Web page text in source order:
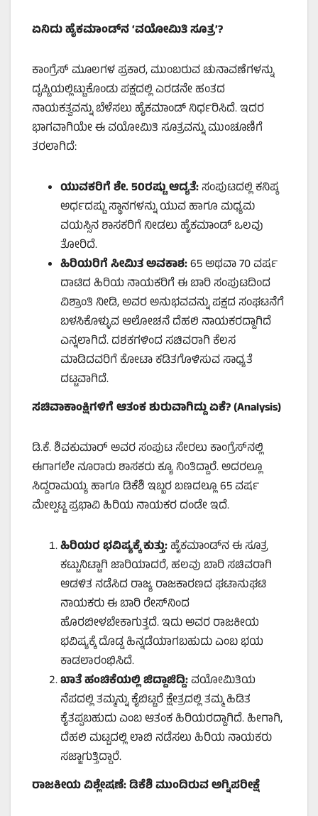
ಏನಿದು ಹೈಕಮಾಂಡ್‌ನ‘ವಯೋಮಿತಿ ಸೂತ್ರ’?
ಕಾಂಗ್ರೆಸ್ ಮೂಲಗಳ ಪ್ರಕಾರ, ಮುಂಬರುವ ಚುನಾವಣೆಗಳನ್ನು
ದೃಷ್ಟಿಯಲ್ಲಿಟ್ಟುಕೊಂಡು ಪಕ್ಷದಲ್ಲಿ ಎರಡನೇ ಹಂತದ
ನಾಯಕತ್ವವನ್ನು ಬೆಳೆಸಲು ಹೈಕಮಾಂಡ್ ನಿರ್ಧರಿಸಿದೆ. ಇದರ
ಭಾಗವಾಗಿಯೇ ಈ ವಯೋಮಿತಿ ಸೂತ್ರವನ್ನು ಮುಂಚೂಣಿಗೆ
ತರಲಾಗಿದೆ:
ಯುವಕರಿಗೆ ಶೇ.50ರಷ್ಟು ಆದ್ಯತೆ:ಸಂಪುಟದಲ್ಲಿ ಕನಿಷ್ಠ
ಅರ್ಧದಷ್ಟು ಸ್ಥಾನಗಳನ್ನು ಯುವ ಹಾಗೂ ಮಧ್ಯಮ
ವಯಸ್ಸಿನ ಶಾಸಕರಿಗೆ ನೀಡಲು ಹೈಕಮಾಂಡ್ ಒಲವು
ತೋರಿದೆ.
ಹಿರಿಯರಿಗೆ ಸೀಮಿತ ಅವಕಾಶ:65 ಅಥವಾ 70 ವರ್ಷ
ದಾಟಿದ ಹಿರಿಯ ನಾಯಕರಿಗೆ ಈ ಬಾರಿ ಸಂಪುಟದಿಂದ
ವಿಶ್ರಾಂತಿ ನೀಡಿ, ಅವರ ಅನುಭವವನ್ನು ಪಕ್ಷದ ಸಂಘಟನೆಗೆ
ಬಳಸಿಕೊಳ್ಳುವ ಆಲೋಚನೆ ದೆಹಲಿ ನಾಯಕರದ್ದಾಗಿದೆ
ಎನ್ನಲಾಗಿದೆ. ದಶಕಗಳಿಂದ ಸಚಿವರಾಗಿ ಕೆಲಸ
ಮಾಡಿದವರಿಗೆ ಕೋಟಾ ಕಡಿತಗೊಳಿಸುವ ಸಾಧ್ಯತೆ
ದಟ್ಟವಾಗಿದೆ.
ಸಚಿವಾಕಾಂಕ್ಷಿಗಳಿಗೆ ಆತಂಕ ಶುರುವಾಗಿದ್ದು ಏಕೆ? (Analysis)
ಡಿ.ಕೆ. ಶಿವಕುಮಾರ್ ಅವರ ಸಂಪುಟ ಸೇರಲು ಕಾಂಗ್ರೆಸ್‌ನಲ್ಲಿ
ಈಗಾಗಲೇ ನೂರಾರು ಶಾಸಕರು ಕ್ಯೂ ನಿಂತಿದ್ದಾರೆ. ಅದರಲ್ಲೂ
ಸಿದ್ದರಾಮಯ್ಯ ಹಾಗೂ ಡಿಕೆಶಿ ಇಬ್ಬರ ಬಣದಲ್ಲೂ 65 ವರ್ಷ
ಮೇಲ್ಪಟ್ಟ ಪ್ರಭಾವಿ ಹಿರಿಯ ನಾಯಕರ ದಂಡೇ ಇದೆ.
ಹಿರಿಯರ ಭವಿಷ್ಯಕ್ಕೆ ಕುತ್ತು:ಹೈಕಮಾಂಡ್‌ನ ಈ ಸೂತ್ರ
ಕಟ್ಟುನಿಟ್ಟಾಗಿ ಜಾರಿಯಾದರೆ, ಹಲವು ಬಾರಿ ಸಚಿವರಾಗಿ
ಆಡಳಿತ ನಡೆಸಿದ ರಾಜ್ಯ ರಾಜಕಾರಣದ ಘಟಾನುಘಟಿ
ನಾಯಕರು ಈ ಬಾರಿ ರೇಸ್‌ನಿಂದ
ಹೊರಬೀಳಬೇಕಾಗುತ್ತದೆ. ಇದು ಅವರ ರಾಜಕೀಯ
ಭವಿಷ್ಯಕ್ಕೆ ದೊಡ್ಡ ಹಿನ್ನಡೆಯಾಗಬಹುದು ಎಂಬ ಭಯ
ಕಾಡಲಾರಂಭಿಸಿದೆ.
ಖಾತೆ ಹಂಚಿಕೆಯಲ್ಲಿ ಜಿದ್ದಾಜಿದ್ದಿ:ವಯೋಮಿತಿಯ
ನೆಪದಲ್ಲಿ ತಮ್ಮನ್ನು ಕೈಬಿಟ್ಟರೆ ಕ್ಷೇತ್ರದಲ್ಲಿ ತಮ್ಮ ಹಿಡಿತ
ಕೈತಪ್ಪಬಹುದು ಎಂಬ ಆತಂಕ ಹಿರಿಯರದ್ದಾಗಿದೆ. ಹೀಗಾಗಿ,
ದೆಹಲಿ ಮಟ್ಟದಲ್ಲಿ ಲಾಬಿ ನಡೆಸಲು ಹಿರಿಯ ನಾಯಕರು
ಸಜ್ಜಾಗುತ್ತಿದ್ದಾರೆ.
ರಾಜಕೀಯ ವಿಶ್ಲೇಷಣೆ: ಡಿಕೆಶಿ ಮುಂದಿರುವ ಅಗ್ನಿಪರೀಕ್ಷೆ